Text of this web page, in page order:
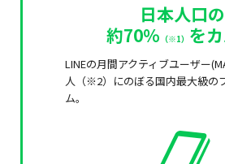
日本人口の
約70% （※1） を
LINEの⽉間アクティブユーザー
人（※2）にのぼる国内最大級の
ム。